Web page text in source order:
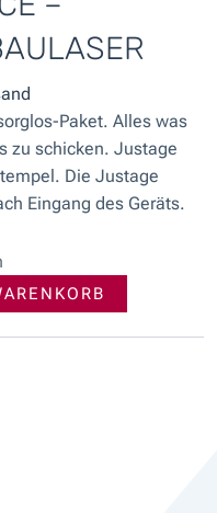
Paket. Alles was
zu schicken. Justage
Die Justage
Eingang des Geräts.